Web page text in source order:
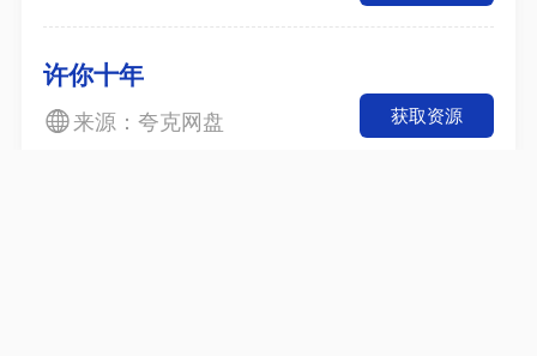
许你十年
来源：夸克网盘 获取资源